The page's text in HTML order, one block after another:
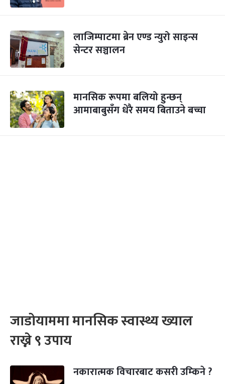
लाजिम्पाटमा ब्रेन एण्ड न्युरो साइन्स
सेन्टर सञ्चालन
मानसिक रूपमा बलियो हुन्छन्
आमाबाबुसँग धेरै समय बिताउने बच्चा
जाडोयाममा मानसिक स्वास्थ्य ख्याल
राख्ने ९ उपाय
नकारात्मक विचारबाट कसरी उम्किने ?